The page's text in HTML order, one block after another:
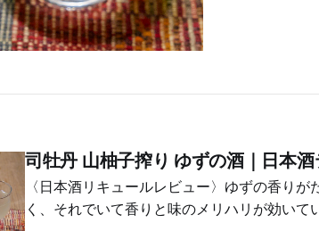
司牡丹 山柚子搾り ゆずの酒｜日本
〈日本酒リキュールレビュー〉ゆずの香り
く、それでいて香りと味のメリハリが効いて